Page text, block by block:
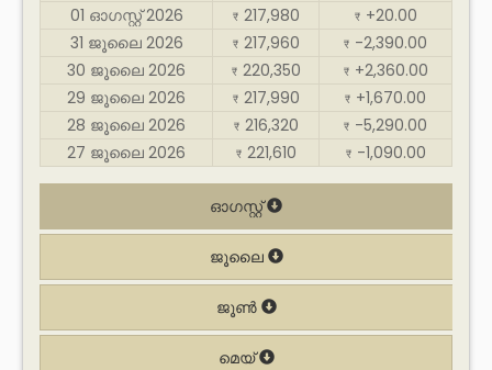
01 ഓഗസ്റ്റ് 2026
₹ 217,980 ₹ +20.00
31 ജൂലൈ 2026
₹ 217,960 ₹ -2,390.00
30 ജൂലൈ 2026
₹ 220,350 ₹ +2,360.00
29 ജൂലൈ 2026
₹ 217,990 ₹ +1,670.00
28 ജൂലൈ 2026
₹ 216,320 ₹ -5,290.00
27 ജൂലൈ 2026
₹ 221,610 ₹ -1,090.00
ഓഗസ്റ്റ്
ജൂലൈ
ജൂൺ
മെയ്